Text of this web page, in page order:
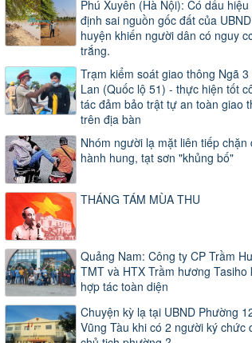
Phú Xuyên (Hà Nội): Có dấu hiệu
định sai nguồn gốc đất của UBND
huyện khiến người dân có nguy
trắng.
Trạm kiểm soát giao thông Ngã 3
Lan (Quốc lộ 51) - thực hiện tốt
tác đảm bảo trật tự an toàn giao
trên địa bàn
Nhóm người lạ mặt liên tiếp chặn
hành hung, tạt sơn "khủng bố"
THÁNG TÁM MÙA THU
Quảng Nam: Công ty CP Trầm
TMT và HTX Trầm hương Tasiho
hợp tác toàn diện
Chuyện kỳ lạ tại UBND Phường
Vũng Tàu khi có 2 người ký chức